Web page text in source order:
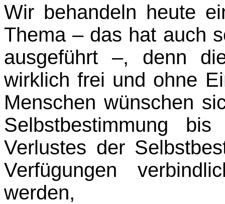
Wir behandeln heute
Thema – das hat auch
ausgeführt –, denn
wirklich frei und ohne
Menschen wünschen
Selbstbestimmung
Verlustes der
Verfügungen
werden,